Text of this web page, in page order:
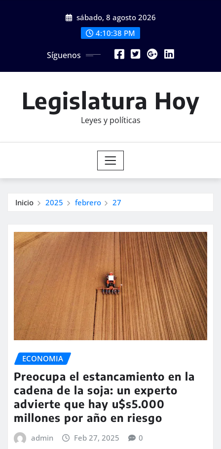
sábado, 8 agosto 2026
4:10:39 PM
Síguenos
Legislatura Hoy
Leyes y políticas
Inicio 2025 febrero 27
ECONOMIA
Preocupa el estancamiento en la
cadena de la soja: un experto
advierte que hay u$s5.000
millones por año en riesgo
admin Feb 27, 2025 0